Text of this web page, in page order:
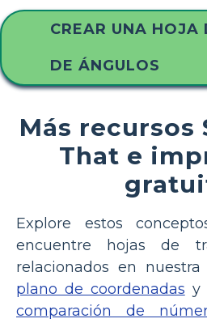
CREAR UNA HOJA
DE ÁNGULOS
Más recursos
That e
Explore estos
encuentre hojas de
relacionados en nuestra
plano de coordenadas y
comparación de